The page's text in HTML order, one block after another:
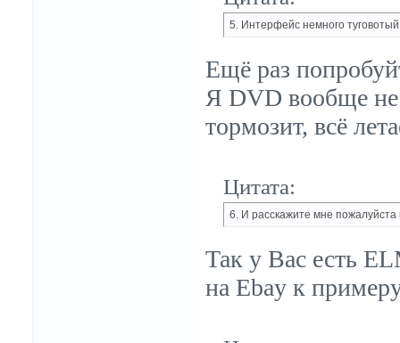
5. Интерфейс немного
Ещё раз
Я DVD вообще не
тормозит, всё
Цитата:
6. И расскажите мне пожалуйста
Так у Вас есть
на Ebay к